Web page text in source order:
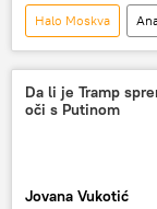
Halo Moskva
Region
Da li je Tramp
oči s Putinom
Jovana Vukotić